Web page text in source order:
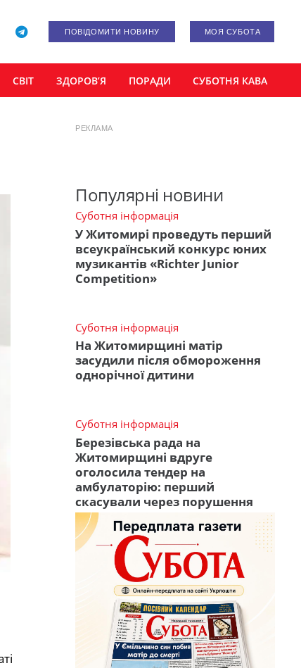
ПОВІДОМИТИ НОВИНУ МОЯ СУБОТА
СВІТ ЗДОРОВ’Я ПОРАДИ СУБОТНЯ КАВА
РЕКЛАМА
Популярні новини
Суботня інформація
У Житомирі проведуть перший
всеукраїнський конкурс юних
музикантів «Richter Junior
Competition»
Суботня інформація
На Житомирщині матір
засудили після обмороження
однорічної дитини
Суботня інформація
Березівська рада на
Житомирщині вдруге
оголосила тендер на
амбулаторію: перший
скасували через порушення